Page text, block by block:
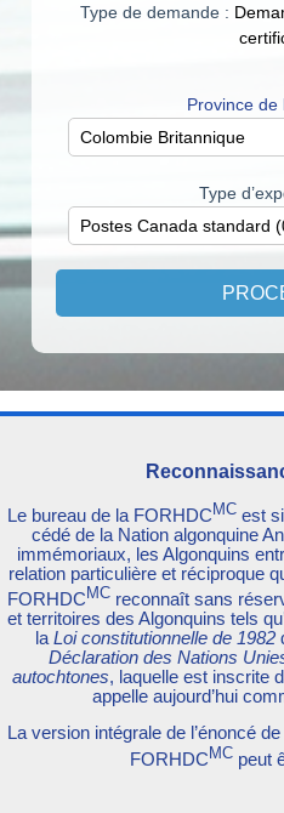
Type de demande :
Province de
Type
Le bureau de la FORHDC MCest
cédé de la Nation algonquine
immémoriaux, les Algonquins
relation particulière et réciproque
FORHDC MCreconnaît sans
et territoires des Algonquins tels
la Loi constitutionnelle de 1982
Déclaration des Nations
autochtones, laquelle est inscrite
appelle aujourd’hui
La version intégrale de l’énoncé
FORHDCMCpeut